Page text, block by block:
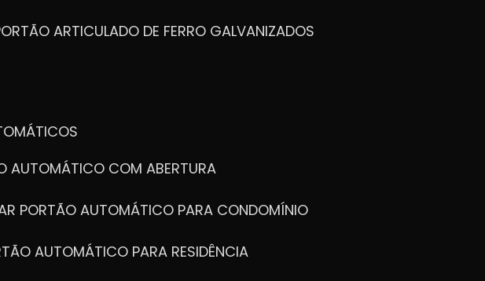
ARTICULADO DE FERRO GALVANIZADOS
AUTOMÁTICO COM ABERTURA
PORTÃO AUTOMÁTICO PARA CONDOMÍNIO
AUTOMÁTICO PARA RESIDÊNCIA